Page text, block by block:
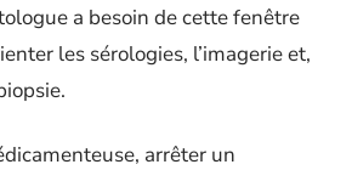
a besoin de cette fenêtre
les sérologies, l’imagerie et,
arrêter un